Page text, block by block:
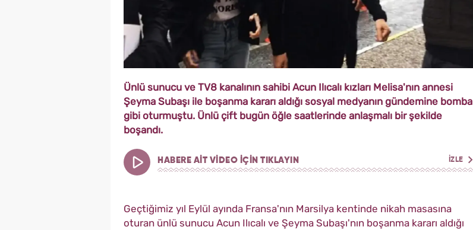
Ünlü sunucu ve TV8 kanalının sahibi Acun Ilıcalı kızları Melisa'nın annesi
Şeyma Subaşı ile boşanma kararı aldığı sosyal medyanın gündemine bomba
gibi oturmuştu. Ünlü çift bugün öğle saatlerinde anlaşmalı bir şekilde
boşandı.
HABERE AİT VİDEO İÇİN TIKLAYIN İZLE
Geçtiğimiz yıl Eylül ayında Fransa'nın Marsilya kentinde nikah masasına
oturan ünlü sunucu Acun Ilıcalı ve Şeyma Subaşı'nın boşanma kararı aldığı